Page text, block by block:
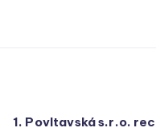
1. Povltavská s.r.o.